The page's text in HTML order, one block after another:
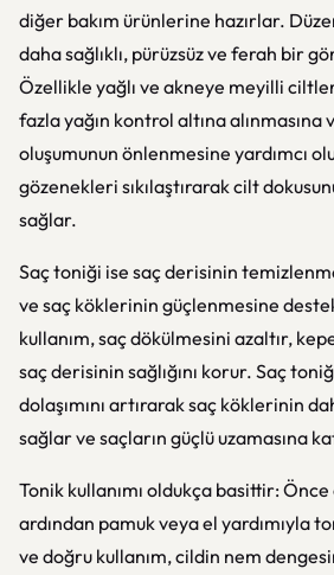
diğer bakım ürünlerine hazırlar.
daha sağlıklı, pürüzsüz ve ferah bir
Özellikle yağlı ve akneye meyilli
fazla yağın kontrol altına alınmasına
oluşumunun önlenmesine yardımcı
gözenekleri sıkılaştırarak cilt
sağlar.
Saç toniği ise saç derisinin
ve saç köklerinin güçlenmesine
kullanım, saç dökülmesini azaltır,
saç derisinin sağlığını korur. Saç
dolaşımını artırarak saç köklerinin
sağlar ve saçların güçlü uzamasına
Tonik kullanımı oldukça basittir:
ardından pamuk veya el yardımıyla
ve doğru kullanım, cildin nem